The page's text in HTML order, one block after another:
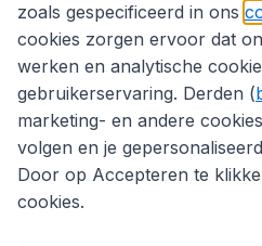
zoals gespecificeerd in ons
cookies zorgen ervoor dat
werken en analytische
gebruikerservaring. Derden (
marketing- en andere
volgen en je
Door op Accepteren te
cookies.